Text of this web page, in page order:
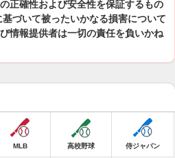
正確性および安全性を保証するもの
づいて被ったいかなる損害について
情報提供者は一切の責任を負いかね
MLB 高校野球 侍ジャパン